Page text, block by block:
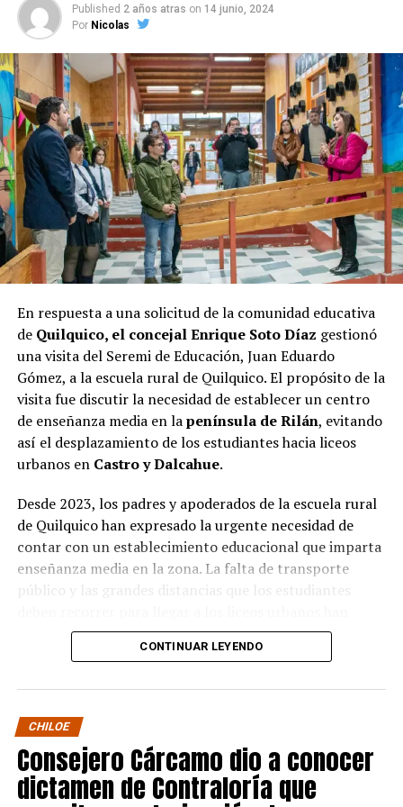
candidata a la presidencia, Evelyn Matthei
al frente del municipio parece haberle asegurado un
respaldo considerable entre los votantes, lo que se
refleja en la encuesta.
Las elecciones de octubre serán decisivas para Castro, y
los próximos días serán cruciales para todos los
candidatos en la recta final hacia las urnas.
Published 2 años atras on 14 junio, 2024
Por Nicolas
En respuesta a una solicitud de la comunidad educativa
de Quilquico, el concejal Enrique Soto Díaz gestionó
una visita del Seremi de Educación, Juan Eduardo
Gómez, a la escuela rural de Quilquico. El propósito de la
visita fue discutir la necesidad de establecer un centro
de enseñanza media en lapenínsula de Rilán, evitando
así el desplazamiento de los estudiantes hacia liceos
urbanos en Castro y Dalcahue.
Desde 2023, los padres y apoderados de la escuela rural
de Quilquico han expresado la urgente necesidad de
contar con un establecimiento educacional que imparta
enseñanza media en la zona. La falta de transporte
público y las grandes distancias que los estudiantes
generado preocupaciones sobre el desapego familiar y el
aumento de la deserción escolar.
Durante la visita, el Seremi de Educación pudo conocer
de primera mano el proyecto educativo de la escuela, el
cual tiene una fuerte orientación cultural, ambiental e
indígena. Los padres y apoderados presentaron sus
argumentos sobre la necesidad de avanzar en la
creación de un centro de enseñanza media en la
CONTINUAR LEYENDO
CHILOE
Consejero Cárcamo dio a conocer
dictamen de Contraloría que